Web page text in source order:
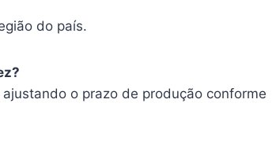
do país.
o prazo de produção conforme